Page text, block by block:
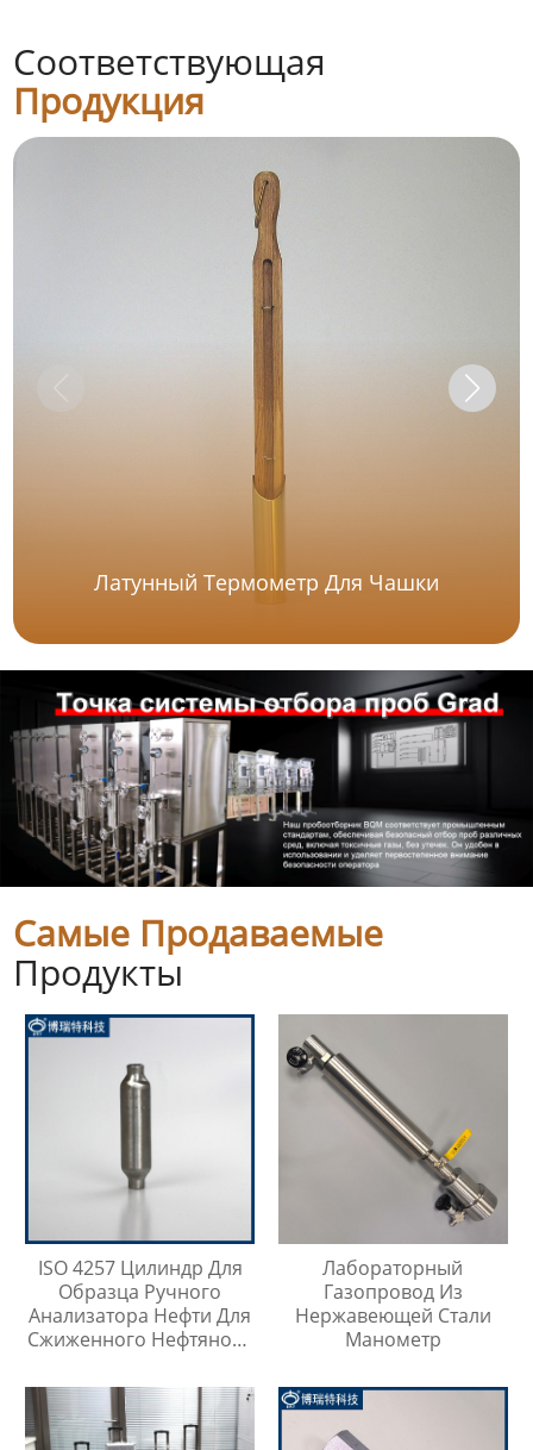
Соответствующая
Продукция
Латунный Термометр Для Чашки
Самые Продаваемые
Продукты
ISO 4257 Цилиндр Для
Образца Ручного
Анализатора Нефти Для
Сжиженного Нефтяного
Лабораторный
Газопровод Из
Нержавеющей Стали
Манометр